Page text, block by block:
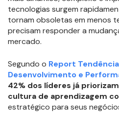
tecnologias surgem
tornam obsoletas em menos
precisam responder a
mercado.
Segundo o Report
Desenvolvimento e
42% dos líderes já
cultura de aprendizagem
estratégico para seus